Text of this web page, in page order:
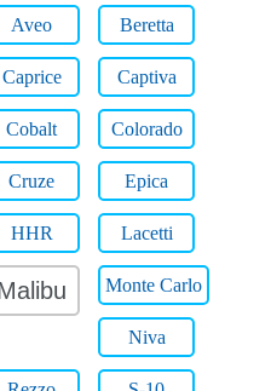
Aveo Beretta
Caprice Captiva
Cobalt Colorado
Cruze Epica
HHR Lacetti
Monte Carlo
Niva